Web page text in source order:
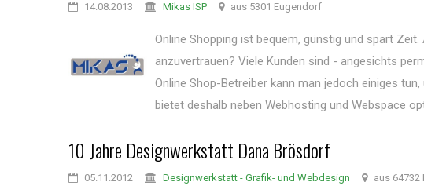
14.08.2013 Mikas ISP aus 5301 Eugendorf
Online Shopping ist bequem, günstig und spart
anzuvertrauen? Viele Kunden sind - angesichts
Online Shop-Betreiber kann man jedoch einiges
bietet deshalb neben Webhosting und Webspace
10 Jahre Designwerkstatt Dana Brösdorf
05.11.2012 Designwerkstatt - Grafik- und Webdesign aus 64732